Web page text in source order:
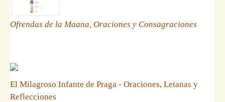
Ofrendas de la Maana, Oraciones y Consagraciones
El Milagroso Infante de Praga - Oraciones, Letanas y
Reflecciones